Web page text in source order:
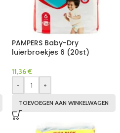
PAMPERS Baby-Dry
luierbroekjes 6 (20st)
11,36€
-
+
TOEVOEGEN AAN WINKELWAGEN